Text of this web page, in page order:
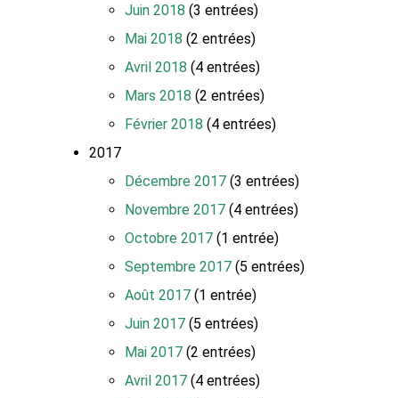
Juin 2018 (3 entrées)
Mai 2018 (2 entrées)
Avril 2018 (4 entrées)
Mars 2018 (2 entrées)
Février 2018 (4 entrées)
2017
Décembre 2017 (3 entrées)
Novembre 2017 (4 entrées)
Octobre 2017 (1 entrée)
Septembre 2017 (5 entrées)
Août 2017 (1 entrée)
Juin 2017 (5 entrées)
Mai 2017 (2 entrées)
Avril 2017 (4 entrées)